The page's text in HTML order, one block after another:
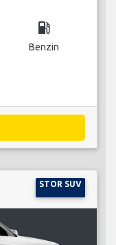
local_gas_station
Benzin
STOR SUV